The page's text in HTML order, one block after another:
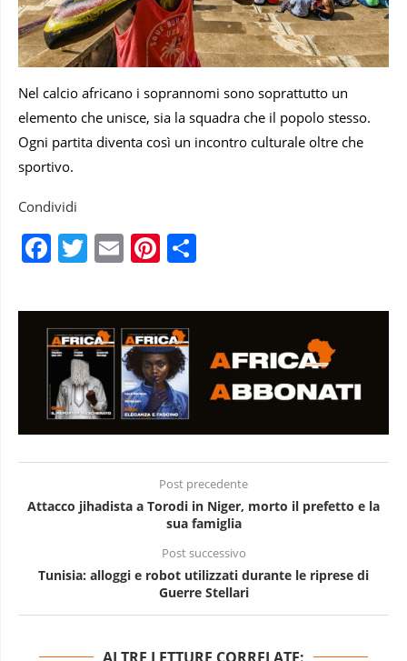
Nel calcio africano i soprannomi sono soprattutto un
elemento che unisce, sia la squadra che il popolo stesso.
Ogni partita diventa così un incontro culturale oltre che
sportivo.
Condividi
Facebook
Twitter
EmailPinterest
Post precedente
Attacco jihadista a Torodi in Niger, morto il prefetto e la
sua famiglia
Post successivo
Tunisia: alloggi e robot utilizzati durante le riprese di
Guerre Stellari
ALTRE LETTURE CORRELATE: